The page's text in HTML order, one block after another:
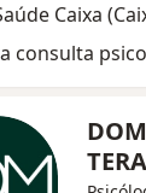
Caixa
consulta